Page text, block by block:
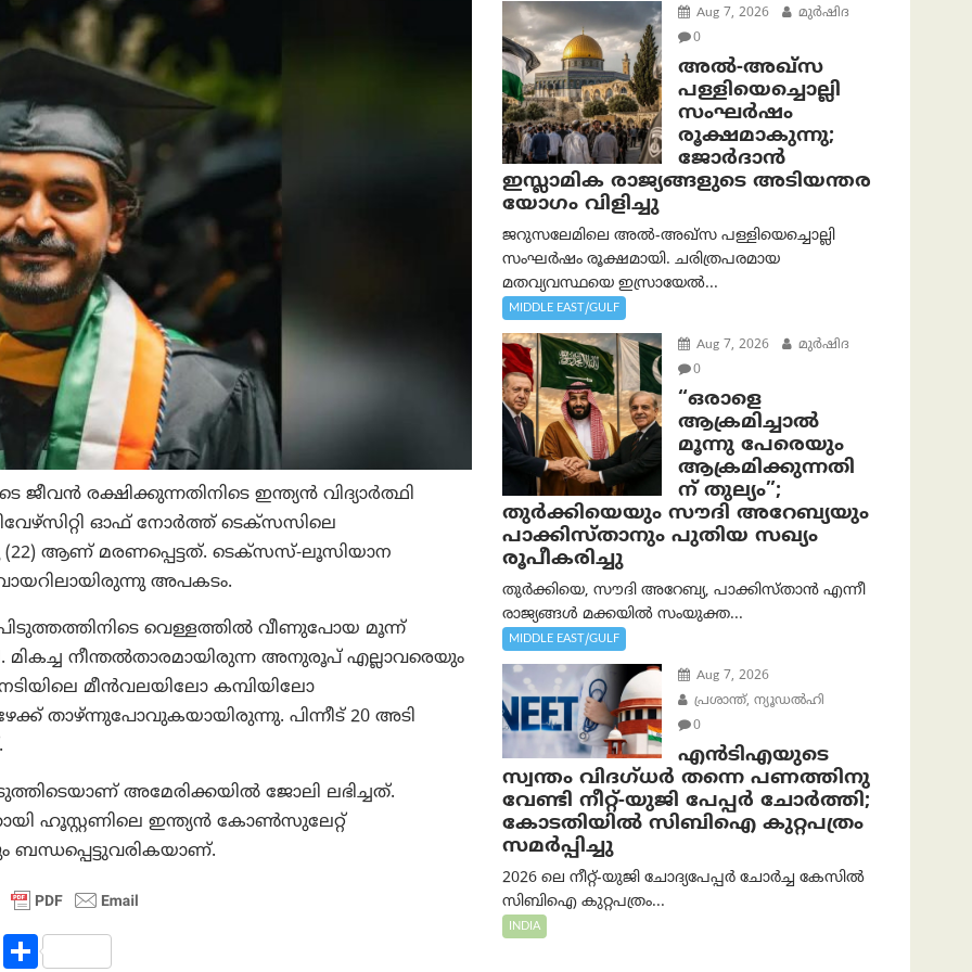
രക്ഷിക്കുന്നതിനിടെ ഇന്ത്യൻ വിദ്യാർത്ഥി
ഓഫ് നോർത്ത് ടെക്സസിലെ
ആണ് മരണപ്പെട്ടത്. ടെക്സസ്-ലൂസിയാന
അപകടം.
വെള്ളത്തിൽ വീണുപോയ മൂന്ന്
നീന്തൽതാരമായിരുന്ന അനുരൂപ് എല്ലാവരെയും
മീൻവലയിലോ കമ്പിയിലോ
താഴ്ന്നുപോവുകയായിരുന്നു. പിന്നീട് 20 അടി
അമേരിക്കയിൽ ജോലി ലഭിച്ചത്.
ഹൂസ്റ്റണിലെ ഇന്ത്യൻ കോൺസുലേറ്റ്
R S
Aug 7, 2026
മുര്‍ഷിദ
0
അൽ-അഖ്‌സ
പള്ളിയെച്ചൊല്ലി
സംഘർഷം
രൂക്ഷമാകുന്നു;
ജോർദാൻ
ഇസ്ലാമിക രാജ്യങ്ങളുടെ അടിയന്തര
യോഗം വിളിച്ചു
ജറുസലേമിലെ അൽ-അഖ്‌സ പള്ളിയെച്ചൊല്ലി
സംഘർഷം രൂക്ഷമായി. ചരിത്രപരമായ
മതവ്യവസ്ഥയെ ഇസ്രായേൽ...
MIDDLE EAST/GULF
Aug 7, 2026
മുര്‍ഷിദ
0
“ഒരാളെ
ആക്രമിച്ചാല്‍
മൂന്നു പേരെയും
ആക്രമിക്കുന്നതി
ന് തുല്യം”;
തുർക്കിയെയും സൗദി അറേബ്യയും
പാക്കിസ്താനും പുതിയ സഖ്യം
രൂപീകരിച്ചു
തുർക്കിയെ, സൗദി അറേബ്യ, പാക്കിസ്താന്‍ എന്നീ
രാജ്യങ്ങൾ മക്കയിൽ സംയുക്ത...
MIDDLE EAST/GULF
Aug 7, 2026
പ്രശാന്ത്, ന്യൂഡല്‍ഹി
0
എൻ‌ടി‌എയുടെ
സ്വന്തം വിദഗ്ധർ തന്നെ പണത്തിനു
വേണ്ടി നീറ്റ്-യു‌ജി പേപ്പർ ചോർത്തി;
കോടതിയില്‍ സിബിഐ കുറ്റപത്രം
സമര്‍പ്പിച്ചു
2026 ലെ നീറ്റ്-യുജി ചോദ്യപേപ്പർ ചോർച്ച കേസിൽ
സിബിഐ കുറ്റപത്രം...
INDIA